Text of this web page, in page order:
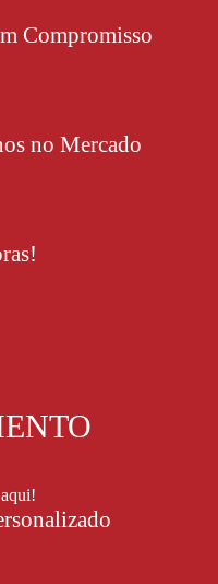
Compromisso
no Mercado